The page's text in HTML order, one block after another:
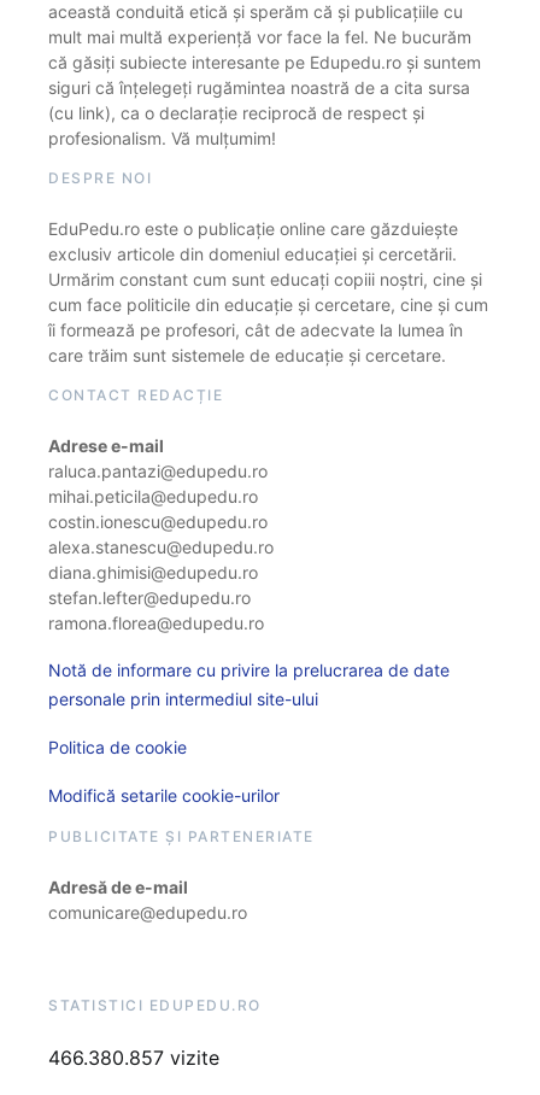
această conduită etică și sperăm că și publicațiile cu
mult mai multă experiență vor face la fel. Ne bucurăm
că găsiți subiecte interesante pe Edupedu.ro și suntem
siguri că înțelegeți rugămintea noastră de a cita sursa
(cu link), ca o declarație reciprocă de respect și
profesionalism. Vă mulțumim!
DESPRE NOI
EduPedu.ro este o publicație online care găzduiește
exclusiv articole din domeniul educației și cercetării.
Urmărim constant cum sunt educați copiii noștri, cine și
cum face politicile din educație și cercetare, cine și cum
îi formează pe profesori, cât de adecvate la lumea în
care trăim sunt sistemele de educație și cercetare.
CONTACT REDACȚIE
Adrese e-mail
raluca.pantazi@edupedu.ro
mihai.peticila@edupedu.ro
costin.ionescu@edupedu.ro
alexa.stanescu@edupedu.ro
diana.ghimisi@edupedu.ro
stefan.lefter@edupedu.ro
ramona.florea@edupedu.ro
Notă de informare cu privire la prelucrarea de date
personale prin intermediul site-ului
Politica de cookie
Modifică setarile cookie-urilor
PUBLICITATE ȘI PARTENERIATE
Adresă de e-mail
comunicare@edupedu.ro
STATISTICI EDUPEDU.RO
466.380.857 vizite